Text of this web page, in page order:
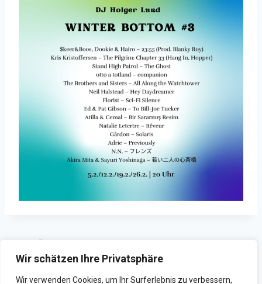
Wir schätzen Ihre Privatsphäre
Wir verwenden Cookies, um Ihr Surferlebnis zu verbessern,
Playlist im Januar
Neuer Podcast: Beyond